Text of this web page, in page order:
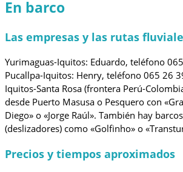
En barco
Las empresas y las rutas
Yurimaguas-Iquitos: Eduardo, teléfono
Pucallpa-Iquitos: Henry, teléfono 065 26
Iquitos-Santa Rosa (frontera Perú-
desde Puerto Masusa o Pesquero con
Diego» o «Jorge Raúl». También hay
(deslizadores) como «Golfinho» o
Precios y tiempos aproximados